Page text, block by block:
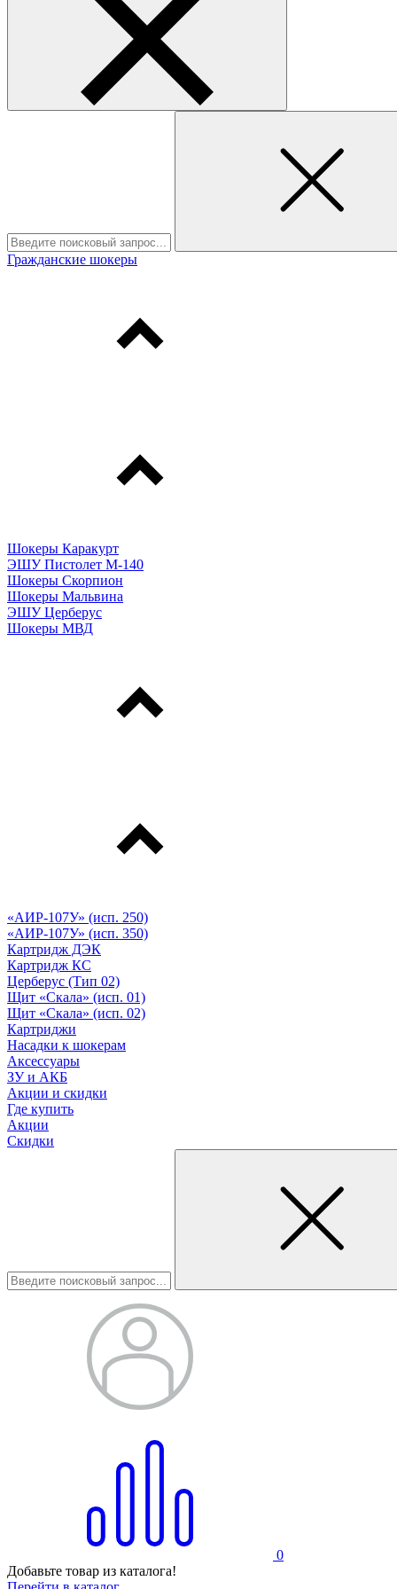
Гражданские шокеры
Шокеры Каракурт
ЭШУ Пистолет М-140
Шокеры Скорпион
Шокеры Мальвина
ЭШУ Церберус
Шокеры МВД
«АИР-107У» (исп. 250)
«АИР-107У» (исп. 350)
Картридж ДЭК
Картридж КС
Церберус (Тип 02)
Щит «Скала» (исп. 01)
Щит «Скала» (исп. 02)
Картриджи
Насадки к шокерам
Аксессуары
ЗУ и АКБ
Акции и скидки
Где купить
Акции
Скидки
0
Добавьте товар из каталога!